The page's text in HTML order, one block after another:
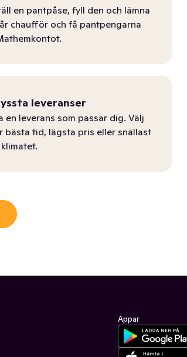
en pantpåse, fyll den och lämna
chaufför och få pantpengarna
leveranser
en leverans som passar dig. Välj
bästa tid, lägsta pris eller snällast
Appar